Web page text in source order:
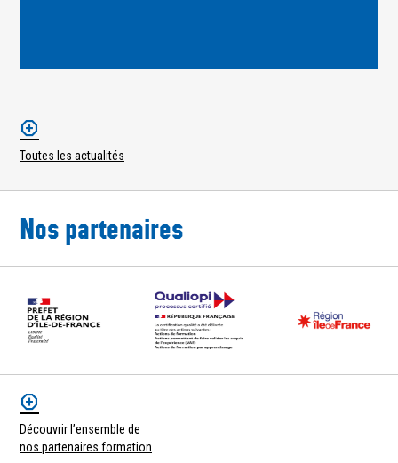
Toutes les actualités
Nos partenaires
Découvrir l’ensemble de
nos partenaires formation